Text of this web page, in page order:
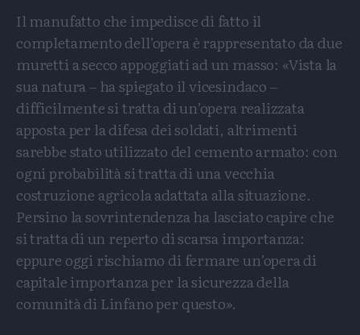
Il manufatto che impedisce di fatto il
completamento dell’opera è rappresentato da due
muretti a secco appoggiati ad un masso: «Vista la
sua natura – ha spiegato il vicesindaco –
difficilmente si tratta di un’opera realizzata
apposta per la difesa dei soldati, altrimenti
sarebbe stato utilizzato del cemento armato: con
ogni probabilità si tratta di una vecchia
costruzione agricola adattata alla situazione.
Persino la sovrintendenza ha lasciato capire che
si tratta di un reperto di scarsa importanza:
eppure oggi rischiamo di fermare un’opera di
capitale importanza per la sicurezza della
comunità di Linfano per questo».